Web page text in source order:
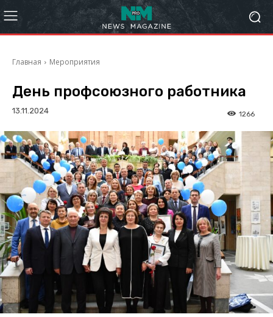
Главная Мероприятия
День профсоюзного работника
13.11.2024 1266